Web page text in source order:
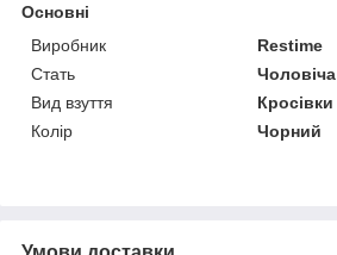
Основні
Виробник
Restime
Стать
Чоловіча
Вид взуття
Кросівки
Колір
Чорний